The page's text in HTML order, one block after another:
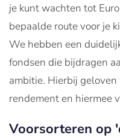
je kunt wachten tot
bepaalde route voor je
We hebben een
fondsen die bijdragen
ambitie. Hierbij
rendement en hiermee
Voorsorteren op